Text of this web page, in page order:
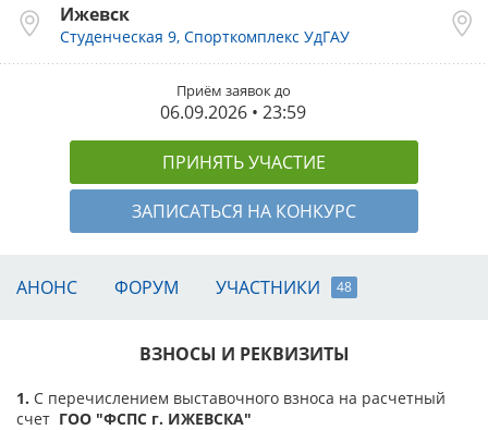
Ижевск
Студенческая 9, Спорткомплекс УдГАУ
Приём заявок до
06.09.2026 • 23:59
ПРИНЯТЬ УЧАСТИЕ
ЗАПИСАТЬСЯ НА КОНКУРС
АНОНС ФОРУМ УЧАСТНИКИ 48
ВЗНОСЫ И РЕКВИЗИТЫ
1. С перечислением выставочного взноса на расчетный
счет ГОО "ФСПС г. ИЖЕВСКА"